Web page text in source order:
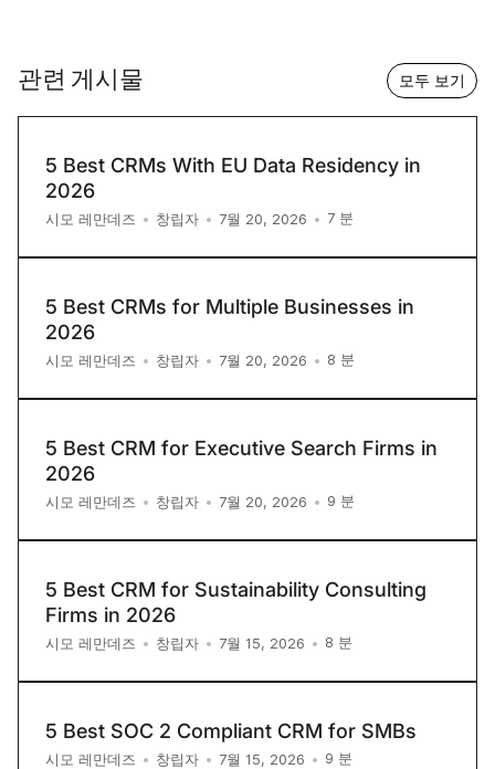
관련 게시물 모두 보기
5 Best CRMs With EU Data Residency in
2026
시모 레만데즈 • 창립자 • 7월 20, 2026 • 7 분
5 Best CRMs for Multiple Businesses in
2026
시모 레만데즈 • 창립자 • 7월 20, 2026 • 8 분
5 Best CRM for Executive Search Firms in
2026
시모 레만데즈 • 창립자 • 7월 20, 2026 • 9 분
5 Best CRM for Sustainability Consulting
Firms in 2026
시모 레만데즈 • 창립자 • 7월 15, 2026 • 8 분
5 Best SOC 2 Compliant CRM for SMBs
시모 레만데즈 • 창립자 • 7월 15, 2026 • 9 분